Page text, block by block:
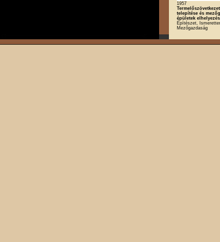
1957
telepítése és
épületek
Építészet,
Mezőgazdaság